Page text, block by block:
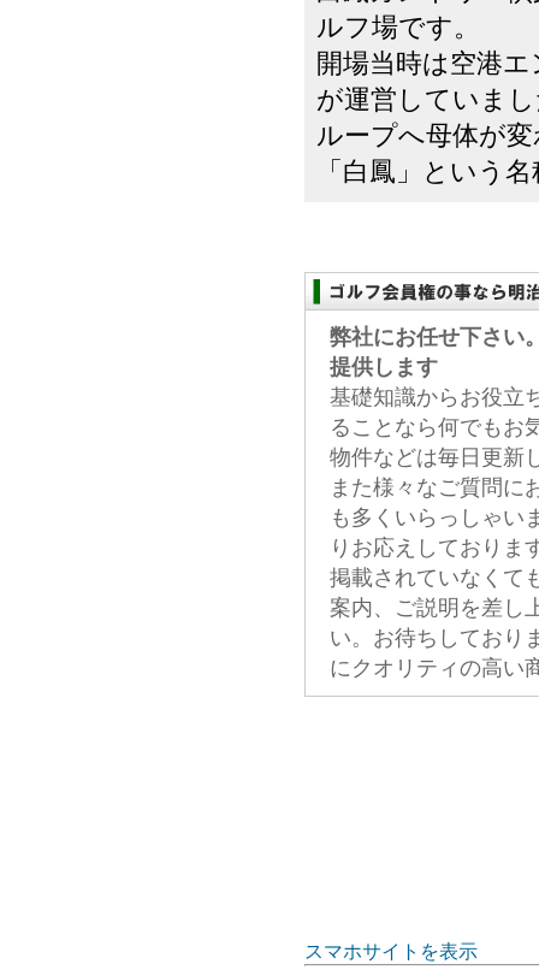
ルフ場です。
開場当時は空港
が運営していま
ループへ母体が
「白鳳」という
弊社にお任せ下さい
提供します
基礎知識からお役立
ることなら何でもお
物件などは毎日更新
また様々なご質問に
も多くいらっしゃい
りお応えしておりま
掲載されていなくて
案内、ご説明を差し
い。お待ちしており
にクオリティの高い
スマホサイトを表示